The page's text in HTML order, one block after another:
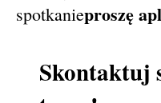
spotkanieproszę
Skontaktuj